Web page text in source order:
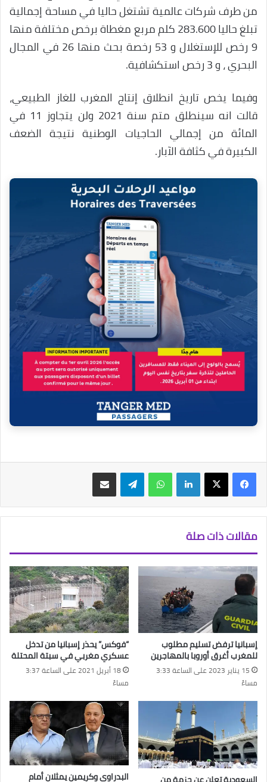
من طرف شركات عالمية تشتغل حاليا في مساحة إجمالية
تبلغ حاليا 283.600 كلم مربع مغطاة برخص مختلفة منها
9 رخص للإستغلال و 53 رخصة بحث منها 26 في المجال
البحري ، و 3 رخص استكشافية.
وفيما يخص تاريخ انطلاق إنتاج المغرب للغاز الطبيعي،
قالت انه سينطلق متم سنة 2021 ولن يتجاوز 11 في
المائة من إجمالي الحاجيات الوطنية نتيجة الضعف
الكبيرة في كثافة الآبار.
فيسبوك‫X لينكدإن واتساب تيلقرام مشاركة عبر البريد
مقالات ذات صلة
إسبانيا ترفض تسليم مطلوب
للمغرب أغرق أوروبا بالمهاجرين
15 يناير 2023 على الساعة 3:33
مساءً
“فوكس” يحذر إسبانيا من تدخل
عسكري مغربي في سبتة المحتلة
18 أبريل 2021 على الساعة 3:37
مساءً
البدراوي وكريمين يمثلان أمام